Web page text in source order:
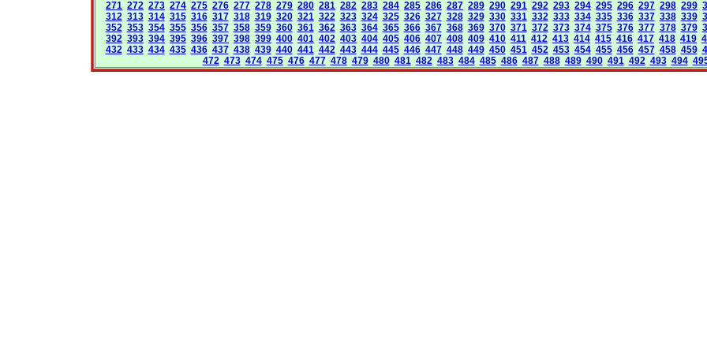
271 272 273 274 275 276 277 278 279 280 281 282 283 284 285 286 287 289 290 291 292 293 294 295 296 297 298 299
312 313 314 315 316 317 318 319 320 321 322 323 324 325 326 327 328 329 330 331 332 333 334 335 336 337 338 339
352 353 354 355 356 357 358 359 360 361 362 363 364 365 366 367 368 369 370 371 372 373 374 375 376 377 378 379
392 393 394 395 396 397 398 399 400 401 402 403 404 405 406 407 408 409 410 411 412 413 414 415 416 417 418 419
432 433 434 435 436 437 438 439 440 441 442 443 444 445 446 447 448 449 450 451 452 453 454 455 456 457 458 459
472 473 474 475 476 477 478 479 480 481 482 483 484 485 486 487 488 489 490 491 492 493 494